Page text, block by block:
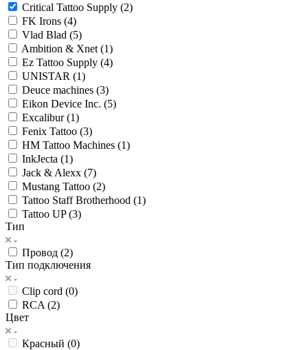
Critical Tattoo Supply (2)
FK Irons (4)
Vlad Blad (5)
Ambition & Xnet (1)
Ez Tattoo Supply (4)
UNISTAR (1)
Deuce machines (3)
Eikon Device Inc. (5)
Excalibur (1)
Fenix Tattoo (3)
HM Tattoo Machines (1)
InkJecta (1)
Jack & Alexx (7)
Mustang Tattoo (2)
Tattoo Staff Brotherhood (1)
Tattoo UP (3)
Тип
Провод (2)
Тип подключения
Clip cord (0)
RCA (2)
Цвет
Красный (0)